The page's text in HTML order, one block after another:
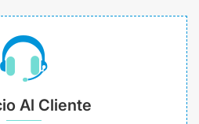
Al Cliente